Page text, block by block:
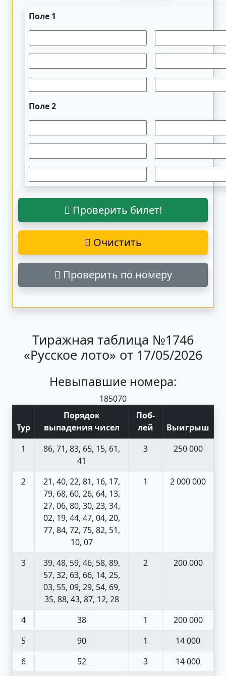
Поле 1
Поле 2
Проверить билет!
Очистить
Проверить по номеру
Тиражная таблица №1746
«Русское лото» от 17/05/2026
Невыпавшие номера:
185070
Тур
Порядок
выпадения чисел
Поб-
лей
Выигрыш
1
86, 71, 83, 65, 15, 61,
41
3 250 000
2
21, 40, 22, 81, 16, 17,
79, 68, 60, 26, 64, 13,
27, 06, 80, 30, 23, 34,
02, 19, 44, 47, 04, 20,
77, 84, 72, 75, 82, 51,
10, 07
1 2 000 000
3
39, 48, 59, 46, 58, 89,
57, 32, 63, 66, 14, 25,
03, 55, 09, 29, 54, 69,
35, 88, 43, 87, 12, 28
2 200 000
4 38 1
200 000
5
90 1
14 000
6
52 3
14 000